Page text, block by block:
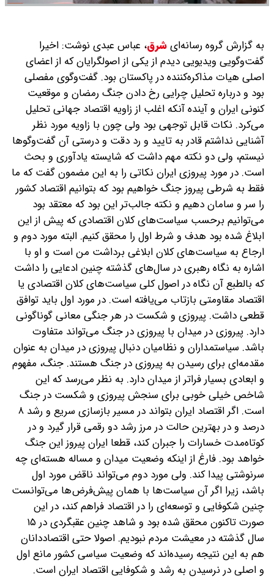
به گزارش گروه رسانه‌ایشرق، عباس عبدی نوشت: اخیرا
گفت‌وگویی ویدیویی دیدم از یکی از اصولگرایان که از اعضای
اصلی هیات مذاکره‌کننده در پاکستان بود. گفت‌وگوی مفصلی
بود و درباره تحلیل چرایی رخ دادن جنگ رمضان و موقعیت
کنونی ایران و آینده آنکه اغلب از زاویه اقتصاد جهانی تحلیل
می‌کرد. نکات قابل توجهی بود ولی چون با زاویه مورد نظر
آشنایی نداشتم قادر به تایید و رد دقت و درستی آن گفت‌وگوها
نیستم، ولی دو نکته مهم داشت که شایسته یادآوری و بحث
است. در مورد پیروزی ایران نکاتی را به این مضمون گفت که ما
فقط به شرطی پیروز جنگ خواهیم بود که بتوانیم اقتصاد کشور
را سر و سامان دهیم و نکته جالب‌تر این بود که معتقد بود
می‌توانیم برحسب سیاست‌های کلان اقتصادی که پیش از این
ابلاغ شده بود هدف و شرط اول را محقق کنیم. البته مورد دوم و
ارجاع به سیاست‌های کلان ابلاغی برداشت من است و او با
اشاره به نگاه رهبری در سال‌های گذشته چنین ادعایی را داشت
که بالطبع آن نگاه در اصول کلی سیاست‌های کلان اقتصادی یا
اقتصاد مقاومتی بازتاب می‌یافته است. در مورد اول باید توافق
قطعی داشت. پیروزی و شکست در هر جنگی معانی گوناگونی
دارد. پیروزی در میدان با پیروزی در جنگ می‌تواند متفاوت
باشد. سیاستمداران و نظامیان دنبال پیروزی در میدان به عنوان
مقدمه‌ای برای رسیدن به پیروزی در جنگ هستند. جنگ، مفهوم
و ابعادی بسیار فراتر از میدان دارد. به نظر می‌رسد که این
شاخص خیلی خوبی برای سنجش پیروزی و شکست در جنگ
است. اگر اقتصاد ایران بتواند در مسیر بازسازی سریع و رشد ۸
درصد و در بهترین حالت در مرز رشد دو رقمی قرار گیرد و در
کوتاه‌مدت خسارات را جبران کند، قطعا ایران پیروز این جنگ
خواهد بود. فارغ از اینکه وضعیت میدان و مساله هسته‌ای چه
سرنوشتی پیدا کند. ولی مورد دوم می‌تواند ناقض مورد اول
باشد، زیرا اگر آن سیاست‌ها با همان پیش‌فرض‌ها می‌توانست
چنین شکوفایی و توسعه‌ای را در اقتصاد فراهم کند، در این
صورت تاکنون محقق شده بود و شاهد چنین عقبگردی در ۱۵
سال گذشته در معیشت مردم نبودیم. اصولا حتی اقتصاددانان
هم به این نتیجه رسیده‌اند که وضعیت سیاسی کشور مانع اول
و اصلی در نرسیدن به رشد و شکوفایی اقتصاد ایران است.